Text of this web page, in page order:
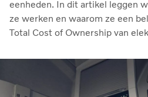
eenheden. In dit artikel leggen
ze werken en waarom ze een
Total Cost of Ownership van